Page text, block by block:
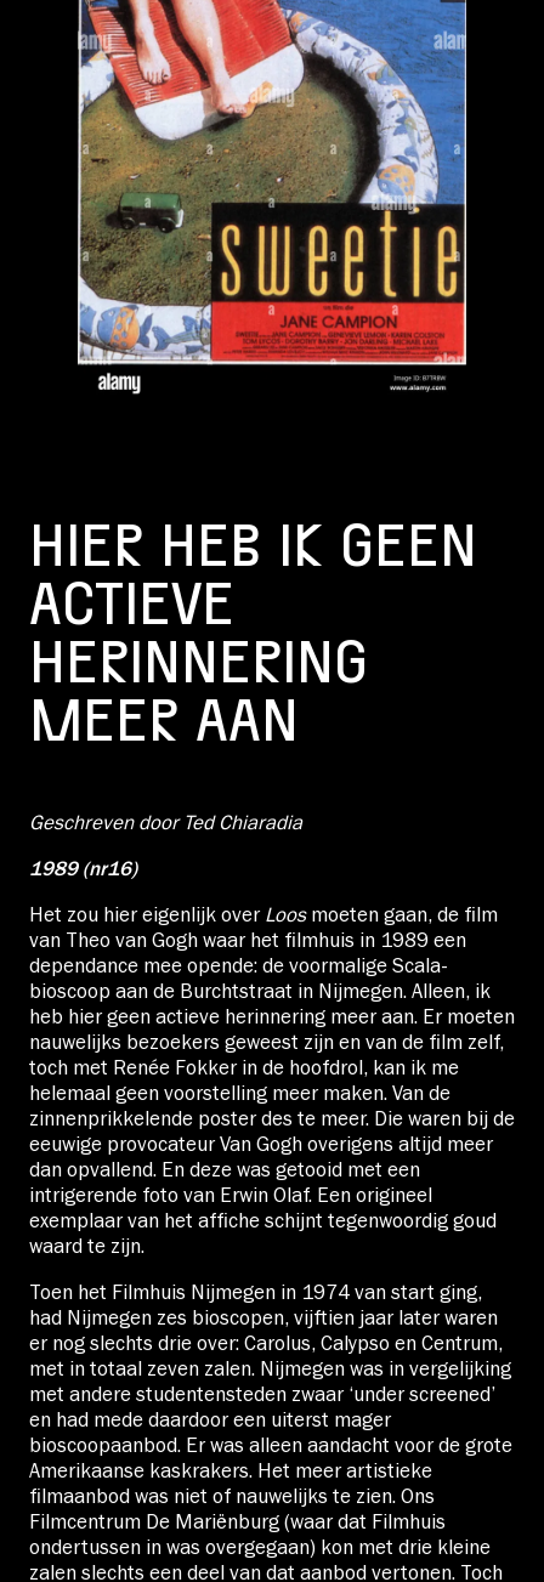
HIER HEB IK GEEN
ACTIEVE
HERINNERING
MEER AAN
Geschreven door Ted Chiaradia
1989 (nr16)
Het zou hier eigenlijk over Loos moeten gaan, de film
van Theo van Gogh waar het filmhuis in 1989 een
dependance mee opende: de voormalige Scala-
bioscoop aan de Burchtstraat in Nijmegen. Alleen, ik
heb hier geen actieve herinnering meer aan. Er moeten
nauwelijks bezoekers geweest zijn en van de film zelf,
toch met Renée Fokker in de hoofdrol, kan ik me
helemaal geen voorstelling meer maken. Van de
zinnenprikkelende poster des te meer. Die waren bij de
eeuwige provocateur Van Gogh overigens altijd meer
dan opvallend. En deze was getooid met een
intrigerende foto van Erwin Olaf. Een origineel
exemplaar van het affiche schijnt tegenwoordig goud
waard te zijn.
Toen het Filmhuis Nijmegen in 1974 van start ging,
had Nijmegen zes bioscopen, vijftien jaar later waren
er nog slechts drie over: Carolus, Calypso en Centrum,
met in totaal zeven zalen. Nijmegen was in vergelijking
met andere studentensteden zwaar ‘under screened’
en had mede daardoor een uiterst mager
bioscoopaanbod. Er was alleen aandacht voor de grote
Amerikaanse kaskrakers. Het meer artistieke
filmaanbod was niet of nauwelijks te zien. Ons
Filmcentrum De Mariënburg (waar dat Filmhuis
ondertussen in was overgegaan) kon met drie kleine
zalen slechts een deel van dat aanbod vertonen. Toch